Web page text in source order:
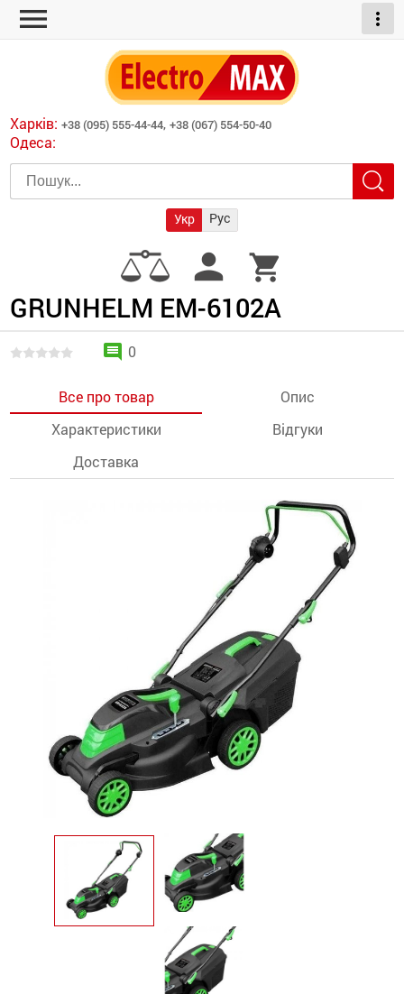
menu more_vert
Харків: +38 (095) 555-44-44, +38 (067) 554-50-40
Одеса:
Укр Рус
person shopping_cart
обігрівачі
машини
для
GRUNHELM EM-6102A
comment 0
Все про товар
Опис
Характеристики
Відгуки
Доставка